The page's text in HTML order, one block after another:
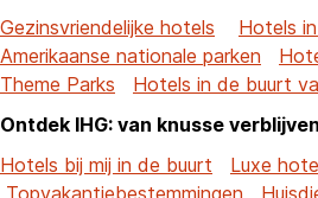
Gezinsvriendelijke hotels
Hotels
Amerikaanse nationale parken
Theme Parks
Hotels in de buurt
Ontdek IHG: van knusse
Hotels bij mij in de buurt
Luxe
Topvakantiebestemmingen